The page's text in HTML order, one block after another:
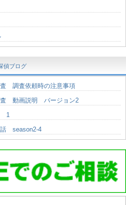
偵ブログ
調査依頼時の注意事項
動画説明 バージョン2
1
season2-4